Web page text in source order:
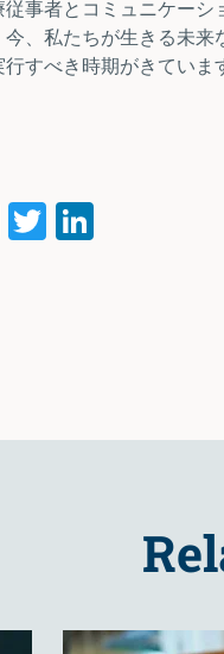
事者とコミュニケー
、私たちが生きる未
すべき時期がきていま
Facebook
Twitter